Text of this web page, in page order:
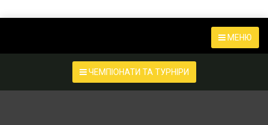
МЕНЮ
ЧЕМПІОНАТИ ТА ТУРНІРИ